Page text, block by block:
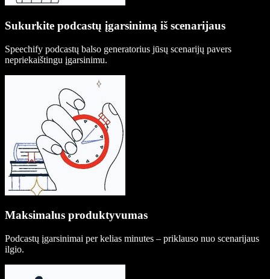
Sukurkite podcastų įgarsinimą iš scenarijaus
Speechify podcastų balso generatorius jūsų scenarijų pavers
nepriekaištingu įgarsinimu.
Maksimalus produktyvumas
Podcastų įgarsinimai per kelias minutes – priklauso nuo scenarijaus
ilgio.